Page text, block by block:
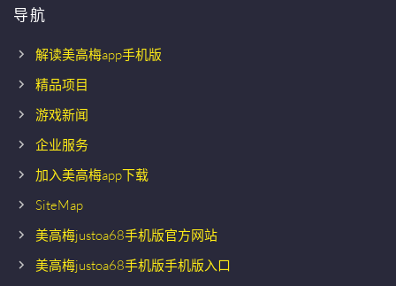
导航
解读美高梅app手机版
精品项目
游戏新闻
企业服务
加入美高梅app下载
SiteMap
美高梅justoa68手机版官方网站
美高梅justoa68手机版手机版入口